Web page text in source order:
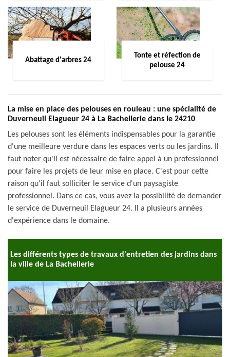
Abattage d'arbres 24
Tonte et réfection de
pelouse 24
La mise en place des pelouses en rouleau : une spécialité de
Duverneuil Elagueur 24 à La Bachellerie dans le 24210
Les pelouses sont les éléments indispensables pour la garantie
d'une meilleure verdure dans les espaces verts ou les jardins. Il
faut noter qu'il est nécessaire de faire appel à un professionnel
pour faire les projets de leur mise en place. C'est pour cette
raison qu'il faut solliciter le service d'un paysagiste
professionnel. Dans ce cas, vous avez la possibilité de demander
le service de Duverneuil Elagueur 24. Il a plusieurs années
d'expérience dans le domaine.
Les différents types de travaux d'entretien des jardins dans
la ville de La Bachellerie